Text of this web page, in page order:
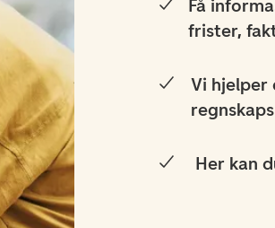
Få
frister,
Vi hjelper
Her kan